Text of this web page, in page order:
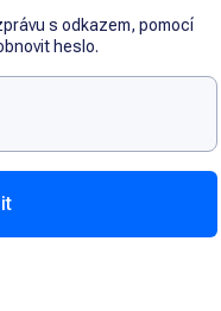
s odkazem, pomocí
heslo.